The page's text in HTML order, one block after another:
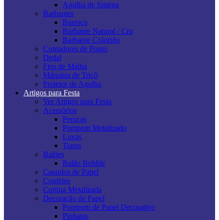
Agulha de Smirna
Barbantes
Barroco
Barbante Natural / Cru
Barbante Colorido
Contadores de Ponto
Dedal
Fios de Malha
Máquina de Tricô
Protetor de Agulha
Artigos para Festa
Ver Artigos para Festa
Acessórios
Perucas
Pompom Metalizado
Luvas
Tiaras
Balões
Balão Bubble
Canudos de Papel
Confetes
Cortina Metalizada
Decoração de Papel
Pompom de Papel Decorativo
Pinhatas